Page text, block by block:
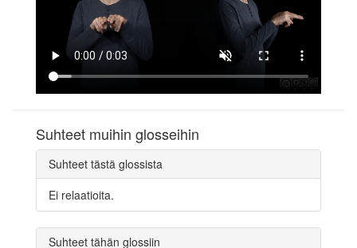
Suhteet muihin glosseihin
Suhteet tästä glossista
Ei relaatioita.
Suhteet tähän glossiin